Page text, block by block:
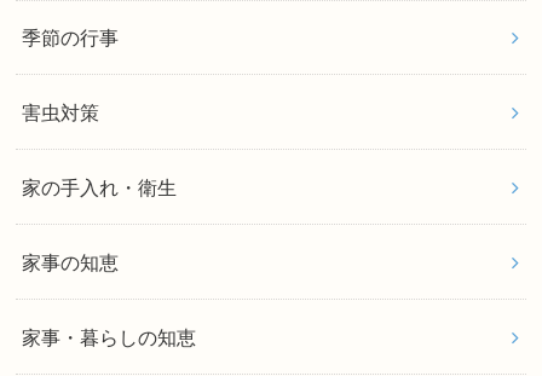
季節の行事
害虫対策
家の手入れ・衛生
家事の知恵
家事・暮らしの知恵